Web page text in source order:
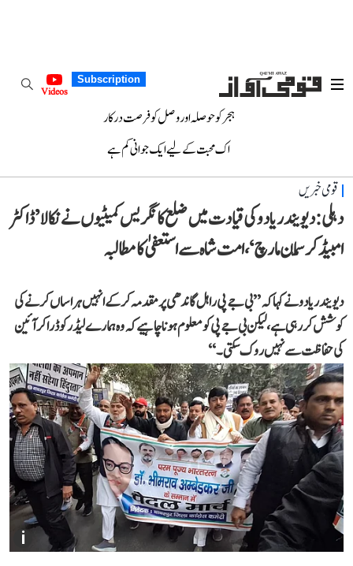
Subscription
Videos
ہجر کو حوصلہ اور وصل کو فرصت درکار
اک محبت کے لیے ایک جوانی کم ہے
قومی خبریں
دہلی: دیویندر یادو کی قیادت میں ضلع کانگریس کمیٹیوں نے نکالا ’ڈاکٹر
امبیڈکر سمّان مارچ‘، امت شاہ سے استعفیٰ کا مطالبہ
دیویندر یادو نے کہا کہ ’’بی جے پی راہل گاندھی پر مقدمہ کر کے انہیں ہراساں کرنے کی
کوشش کر رہی ہے، لیکن بی جے پی کو معلوم ہونا چاہیے کہ وہ ہمارے لیڈر کو ڈرا کر آئین
کی حفاظت سے نہیں روک سکتی۔‘‘
i